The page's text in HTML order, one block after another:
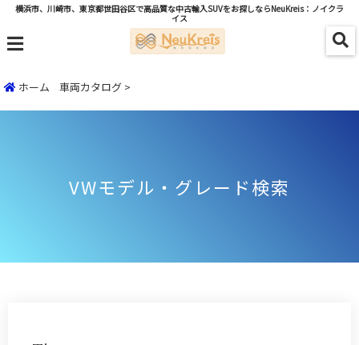
横浜市、川崎市、東京都世田谷区で高品質な中古輸入SUVをお探しならNeuKreis：ノイクラ
イス
menu
ホーム 車両カタログ >
VWモデル・グレード検索